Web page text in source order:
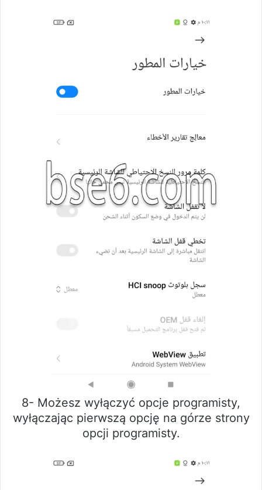
8- Możesz wyłączyć opcje programisty,
wyłączając pierwszą opcję na górze strony
opcji programisty.